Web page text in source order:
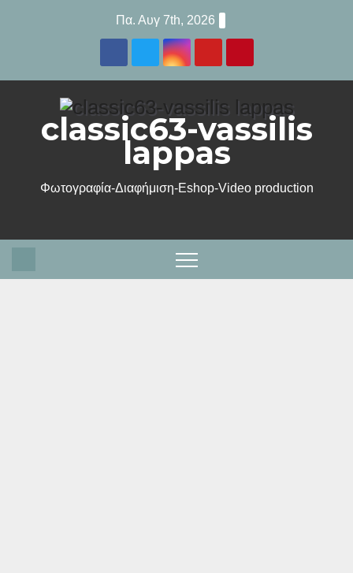
Πα. Αυγ 7th, 2026
classic63-vassilis
lappas
Φωτογραφία-Διαφήμιση-Eshop-Video production